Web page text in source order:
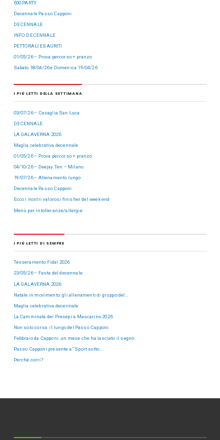
600 PARTY
Decennale Passo Capponi
DECENNALE
INFO DECENNALE
PETTORALI ESAURITI
01/05/26 – Prova percorso + pranzo
Sabato 18/04/26 e Domenica 19/04/26
I PIÙ LETTI DELLA SETTIMANA
03/07/26 – Casaglia San Luca
DECENNALE
LA GALAVERNA 2026
Maglia celebrativa decennale
01/05/26 – Prova percorso + pranzo
04/10/26 – Deejay Ten – Milano
19/07/26 – Allenamento lungo
Decennale Passo Capponi
Ecco i nostri valorosi finisher del week end
Menù per intolleranze/allergie
I PIÙ LETTI DI SEMPRE
Tesseramento Fidal 2026
23/05/26 – Festa del decennale
LA GALAVERNA 2026
Natale in movimento: gli allenamenti di gruppo del…
Maglia celebrativa decennale
La Camminata dei Presepi a Mascarino 2026
Non solo corsa: il lungo del Passo Capponi
Febbraio da Capponi: un mese che ha lasciato il segno
Passo Capponi presente a “Sport sotto…
Perché corri?